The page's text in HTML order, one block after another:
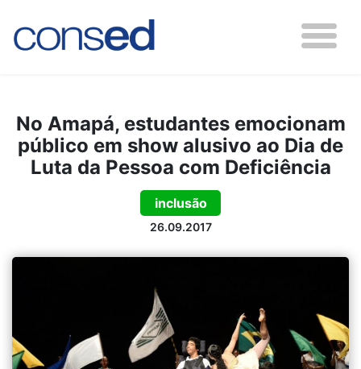
No Amapá, estudantes emocionam
público em show alusivo ao Dia de
Luta da Pessoa com Deficiência
inclusão
26.09.2017